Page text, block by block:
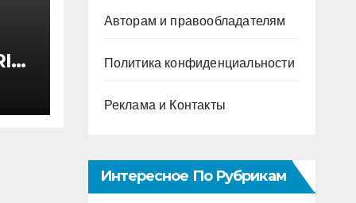
Авторам и правообладателям
Политика конфиденциальности
Реклама и Контакты
Интересное По Рубрикам